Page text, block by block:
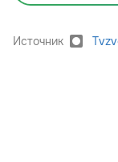
Источник